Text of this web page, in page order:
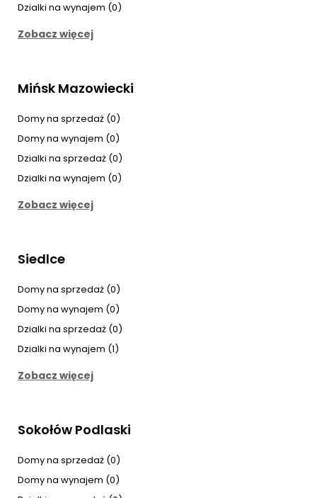
Dzialki na wynajem (0)
Zobacz więcej
Mińsk Mazowiecki
Domy na sprzedaż (0)
Domy na wynajem (0)
Dzialki na sprzedaż (0)
Dzialki na wynajem (0)
Zobacz więcej
Siedlce
Domy na sprzedaż (0)
Domy na wynajem (0)
Dzialki na sprzedaż (0)
Dzialki na wynajem (1)
Zobacz więcej
Sokołów Podlaski
Domy na sprzedaż (0)
Domy na wynajem (0)